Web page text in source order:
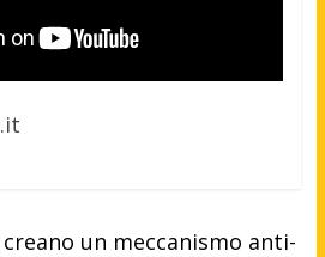
un meccanismo anti-